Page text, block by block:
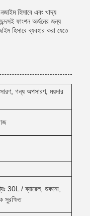
হিসাবে এবং খাদ্য
ফাংশন অর্জনের জন্য
হিসাবে ব্যবহার করা যেতে
গন্ধ অপসারণ, ময়দার
30L / ব্যারেল, শুকনো,
সুরক্ষিত